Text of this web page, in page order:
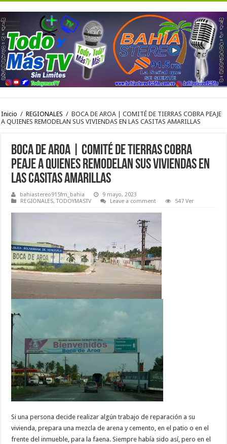
Inicio / REGIONALES / BOCA DE AROA | COMITÉ DE TIERRAS COBRA PEAJE
A QUIENES REMODELAN SUS VIVIENDAS EN LAS CASITAS AMARILLAS
BOCA DE AROA | COMITÉ DE TIERRAS COBRA
PEAJE A QUIENES REMODELAN SUS VIVIENDAS EN
LAS CASITAS AMARILLAS
bahiastereo915fm_bahia
9 mayo, 2023
REGIONALES,TODOYMASTV Leave a comment 547 Ver
Si una persona decide realizar algún trabajo de reparación a su
vivienda, prepara una mezcla de arena y cemento, en el patio o en el
frente del inmueble, para la faena. Siempre había sido así, pero en el